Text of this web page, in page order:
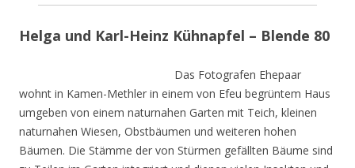
Helga und Karl-Heinz Kühnapfel – Blende 80
Das Fotografen Ehepaar
wohnt in Kamen-Methler in einem von Efeu begrüntem Haus
umgeben von einem naturnahen Garten mit Teich, kleinen
naturnahen Wiesen, Obstbäumen und weiteren hohen
Bäumen. Die Stämme der von Stürmen gefällten Bäume sind